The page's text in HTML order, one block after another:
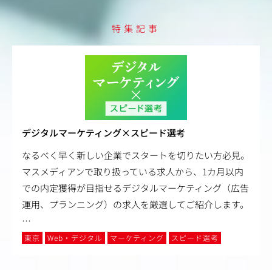
特集記事
デジタルマーケティング×スピード選考
なるべく早く新しい企業でスタートを切りたい方必見。
マスメディアンで取り扱っている求人から、1カ月以内
での内定獲得が目指せるデジタルマーケティング（広告
運用、プランニング）の求人を厳選してご紹介します。
…
東京 Web・デジタル マーケティング スピード選考